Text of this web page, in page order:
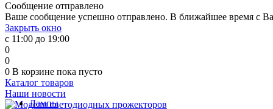
Сообщение отправлено
Ваше сообщение успешно отправлено. В ближайшее время с
Закрыть окно
с 11:00 до 19:00
0
0
0 В корзине пока пусто
Каталог товаров
Лампы
Наши новости